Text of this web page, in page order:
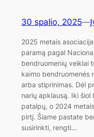
30 spalio, 2025—
2025 metais
paramą pagal
bendruomenių veiklai
kaimo bendruomenės
arba stiprinimas. Dėl
narių apklausą. Iki
patalpų, o 2024
pirtį. Šiame pastate
susirinkti, rengti…